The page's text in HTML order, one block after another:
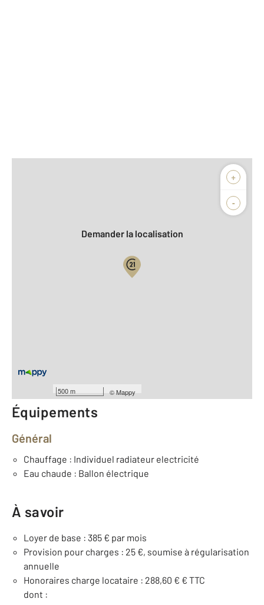
+
-
500 m ©Mappy
Demander la localisation
Nombre de pièces : 1
Équipements
Général
Chauffage : Individuel radiateur electricité
Eau chaude : Ballon électrique
À savoir
Loyer de base : 385 € par mois
Provision pour charges : 25 €, soumise à régularisation
annuelle
Honoraires charge locataire : 288,60 € € TTC
dont :